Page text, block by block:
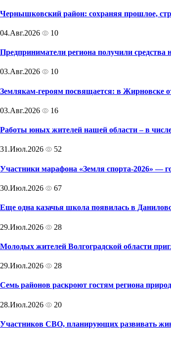
Чернышковский район: сохраняя прошлое,
04.Авг.2026 10
Предприниматели региона получили средства
03.Авг.2026 10
Землякам-героям посвящается: в Жирновске
03.Авг.2026 16
Работы юных жителей нашей области – в
31.Июл.2026 52
Участники марафона «Земля спорта-2026» —
30.Июл.2026 67
Еще одна казачья школа появилась в
29.Июл.2026 28
Молодых жителей Волгоградской области
29.Июл.2026 28
Семь районов раскроют гостям региона
28.Июл.2026 20
Участников СВО, планирующих развивать